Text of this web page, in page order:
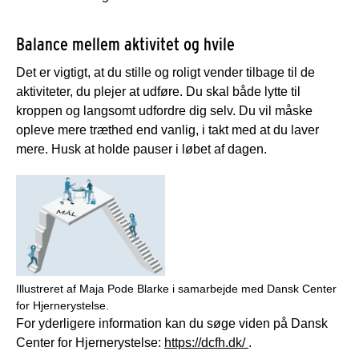
Balance mellem aktivitet og hvile
Det er vigtigt, at du stille og roligt vender tilbage til de
aktiviteter, du plejer at udføre. Du skal både lytte til
kroppen og langsomt udfordre dig selv. Du vil måske
opleve mere træthed end vanlig, i takt med at du laver
mere. Husk at holde pauser i løbet af dagen.
Illustreret af Maja Pode Blarke i samarbejde med Dansk Center
for Hjernerystelse.
For yderligere information kan du søge viden på Dansk
Center for Hjernerystelse: https://dcfh.dk/ .